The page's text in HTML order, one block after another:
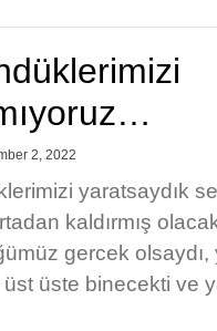
2, 2022
yaratsaydık
kaldırmış
gercek olsaydı,
üst üste binecekti ve